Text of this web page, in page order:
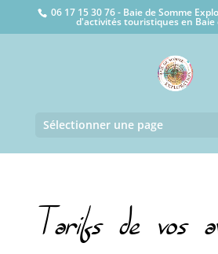
06 17 15 30 76 - Baie de Somme
d'activités touristiques en Baie
Sélectionner une page
Tarifs de vos